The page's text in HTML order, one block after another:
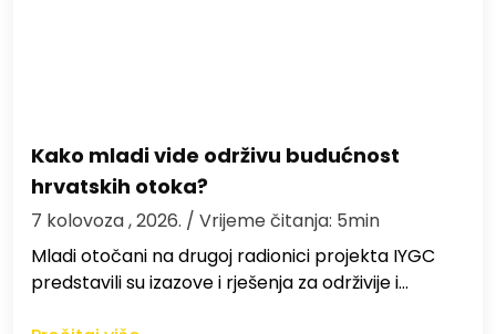
Kako mladi vide održivu budućnost
hrvatskih otoka?
7 kolovoza , 2026. / Vrijeme čitanja: 5min
Mladi otočani na drugoj radionici projekta IYGC
predstavili su izazove i rješenja za održivije i…